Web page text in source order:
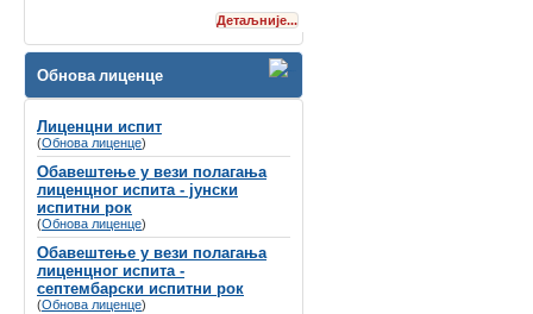
обавестимо да ће се
Губитак слуха се често назива
због недостатка видљивих симптома, вец́
зато што је дуго био стигматизован у
друштву и недовољно препознат од
стране креатора здравствене политике и
Обнова лиценце
Лиценцни испит
(Обнова лиценце)
Обавештење у вези полагања
лиценцног испита - јунски
испитни рок
(Обнова лиценце)
Обавештење у вези полагања
лиценцног испита -
септембарски испитни рок
(Обнова лиценце)